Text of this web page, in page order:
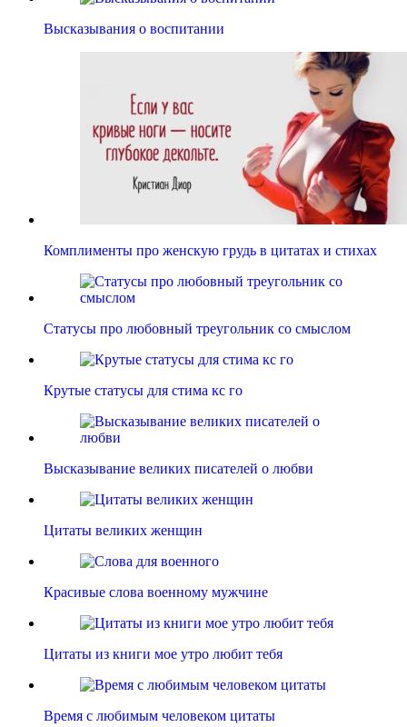
Высказывания о воспитании
Комплименты про женскую грудь в цитатах и стихах
Статусы про любовный треугольник со смыслом
Крутые статусы для стима кс го
Высказывание великих писателей о любви
Цитаты великих женщин
Красивые слова военному мужчине
Цитаты из книги мое утро любит тебя
Время с любимым человеком цитаты